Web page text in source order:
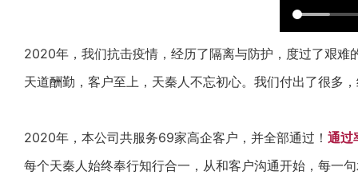
2020年，我们抗击疫情，经历了隔离与防护，度过了艰
天道酬勤，客户至上，天秦人不忘初心。我们付出了很多
2020年，本公司共服务69家高企客户，并全部通过！ 通过
每个天秦人始终奉行知行合一，从和客户沟通开始，每一